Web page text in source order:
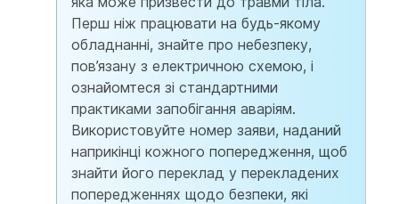
Перш ніж працювати на будь-якому
обладнанні, знайте про небезпеку,
пов’язану з електричною схемою, і
ознайомтеся зі стандартними
практиками запобігання аваріям.
Використовуйте номер заяви, наданий
наприкінці кожного попередження, щоб
знайти його переклад у перекладених
попередженнях щодо безпеки, які